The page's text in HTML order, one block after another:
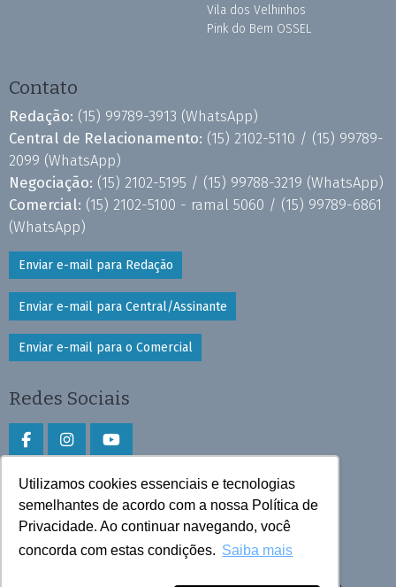
Utilizamos cookies essenciais e tecnologias
semelhantes de acordo com a nossa Política de
Privacidade. Ao continuar navegando, você
concorda com estas condições. Saiba mais
Vila dos Velhinhos
Pink do Bem OSSEL
Contato
Redação: (15) 99789-3913 (WhatsApp)
Central de Relacionamento: (15) 2102-5110 / (15) 99789-
2099 (WhatsApp)
Negociação: (15) 2102-5195 / (15) 99788-3219 (WhatsApp)
Comercial: (15) 2102-5100 - ramal 5060 / (15) 99789-6861
(WhatsApp)
Enviar e-mail para Redação
Enviar e-mail para Central/Assinante
Enviar e-mail para o Comercial
Redes Sociais
Faça download do aplicativo
Play Store e App Store